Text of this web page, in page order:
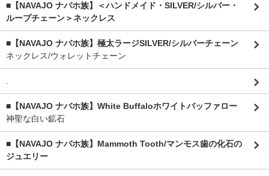
■【NAVAJO ナバホ族】＜ハンドメイド・SILVER/シルバー・
ループチェーン＞ネックレス
■【NAVAJO ナバホ族】極太ラージSILVER/シルバーチェーン
ネックレス/ウォレットチェーン
■【NAVAJO ナバホ族】White Buffaloホワイトバッファロー
神聖な白い鉱石
■【NAVAJO ナバホ族】Mammoth Tooth/マンモス歯の化石の
ジュエリー